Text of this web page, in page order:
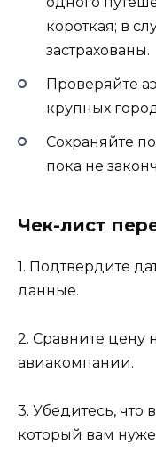
короткая; в
застрахованы.
Проверяйте
крупных
Сохраняйте
пока не
Чек-лист
1. Подтвердите
данные.
2. Сравните цену
авиакомпании.
3. Убедитесь, что
который вам